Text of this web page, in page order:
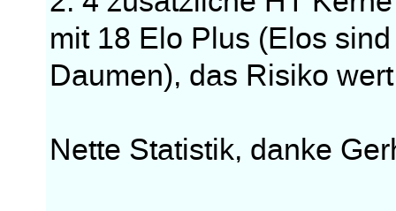
mit 18 Elo Plus (Elos
Daumen), das Risiko
Nette Statistik, danke